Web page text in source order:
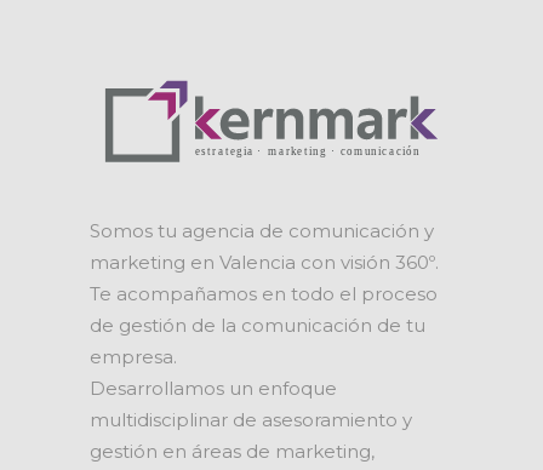
Somos tu agencia de comunicación y
marketing en Valencia con visión 360º.
Te acompañamos en todo el proceso
de gestión de la comunicación de tu
empresa.
Desarrollamos un enfoque
multidisciplinar de asesoramiento y
gestión en áreas de marketing,